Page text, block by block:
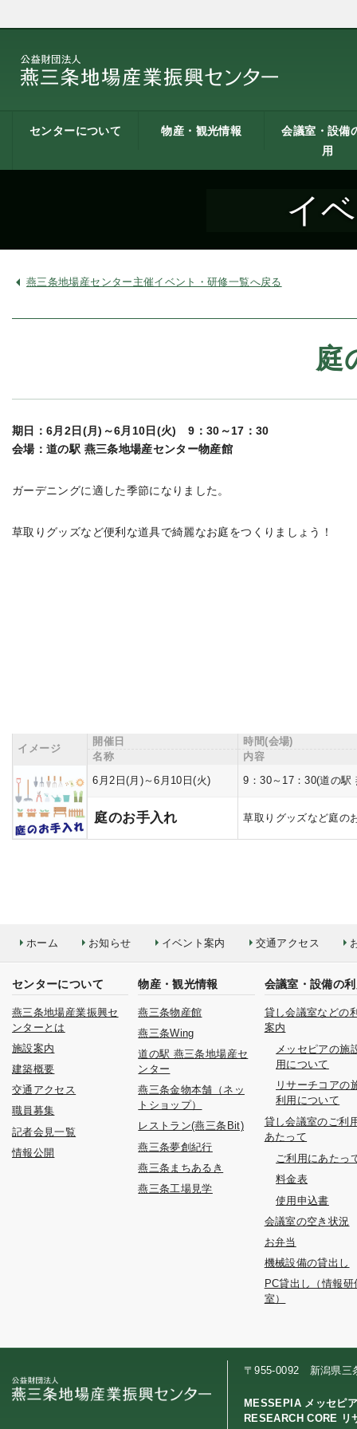
センターについて 物産・観光情報
会議室・設備
用
にあたって
イ
燕三条地場産センター主催イベント・研修一覧へ戻る
庭
期日：6月2日(月)～6月10日(火) 9：30～17：30
会場：道の駅 燕三条地場産センター物産館
ガーデニングに適した季節になりました。
草取りグッズなど便利な道具で綺麗なお庭をつくりましょう！
イメージ
開催日
時間(会場)
名称
内容
6月2日(月)～6月10日(火)
9：30～17：30(道の駅
庭のお手入れ 草取りグッズなど庭の
ホーム お知らせ イベント案内 交通アクセス
センターについて
燕三条地場産業振興セ
ンターとは
施設案内
建築概要
交通アクセス
職員募集
記者会見一覧
情報公開
物産・観光情報
燕三条物産館
燕三条Wing
道の駅 燕三条地場産セ
ンター
燕三条金物本舗（ネッ
トショップ）
レストラン(燕三条Bit)
燕三条夢創紀行
燕三条まちあるき
燕三条工場見学
会議室・設備の
貸し会議室などの
案内
メッセピアの施
用について
リサーチコアの
利用について
貸し会議室のご利
あたって
ご利用にあたっ
料金表
使用申込書
会議室の空き状況
お弁当
機械設備の貸出し
PC貸出し（情報研
室）
〒955-0092 新潟県三
MESSEPIA メッセピ
RESEARCH CORE リ